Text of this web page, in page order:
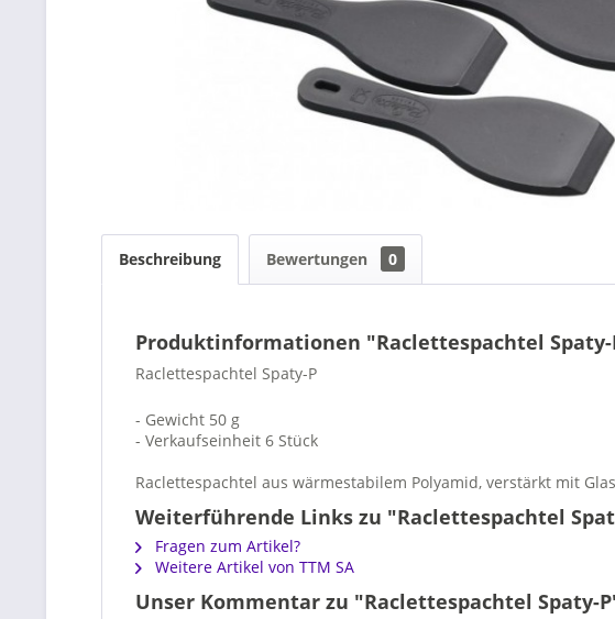
Beschreibung Bewertungen 0
Produktinformationen "Raclettespachtel Spaty-
Raclettespachtel Spaty-P
- Gewicht 50 g
- Verkaufseinheit 6 Stück
Raclettespachtel aus wärmestabilem Polyamid, verstärkt mit
Weiterführende Links zu "Raclettespachtel
Fragen zum Artikel?
Weitere Artikel von TTM SA
Unser Kommentar zu "Raclettespachtel Spaty-